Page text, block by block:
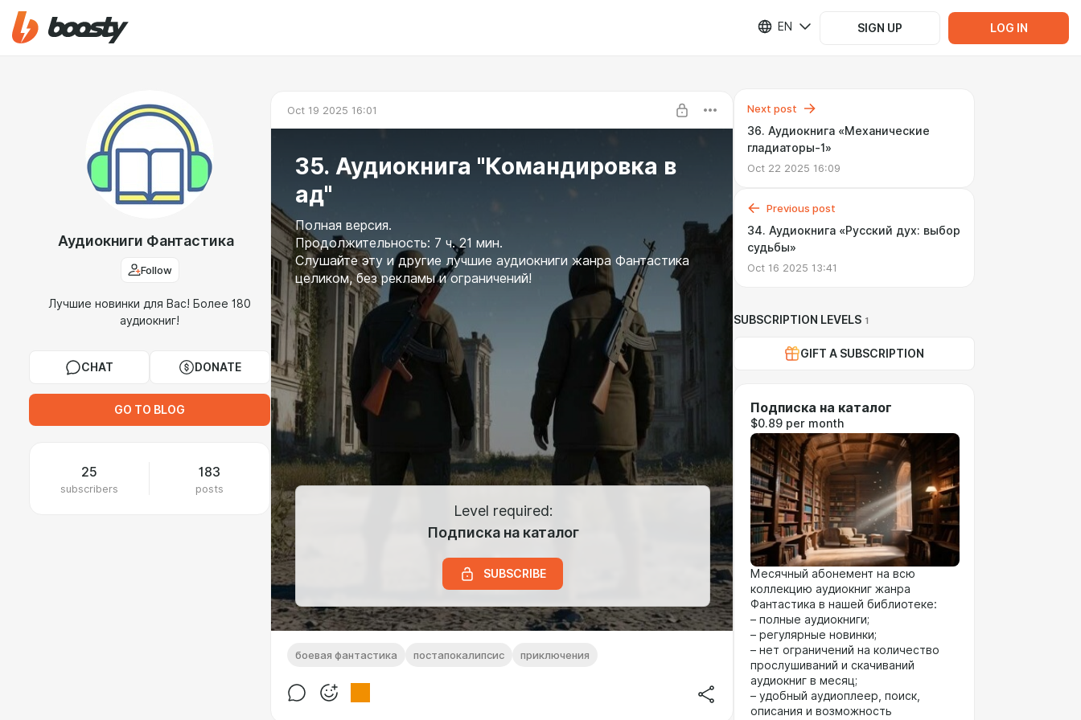
EN SIGN UP LOG IN
Аудиокниги Фантастика
Follow
Лучшие новинки для Вас! Более 180
аудиокниг!
CHAT DONATE
GO TO BLOG
25
subscribers
183
posts
Oct 19 2025 16:01
35. Аудиокнига "Командировка в
ад"
Полная версия.
Продолжительность: 7 ч. 21 мин.
Слушайте эту и другие лучшие аудиокниги жанра Фантастика
целиком, без рекламы и ограничений!
Level required:
Подписка на каталог
SUBSCRIBE
боевая фантастика постапокалипсис приключения
Next post
36. Аудиокнига «Механические
гладиаторы-1»
Oct 22 2025 16:09
Previous post
34. Аудиокнига «Русский дух: выбор
судьбы»
Oct 16 2025 13:41
SUBSCRIPTION LEVELS 1
GIFT A SUBSCRIPTION
Подписка на каталог
$0.89 per month
Месячный абонемент на всю
коллекцию аудиокниг жанра
Фантастика в нашей библиотеке:
– полные аудиокниги;
– регулярные новинки;
– нет ограничений на количество
прослушиваний и скачиваний
аудиокниг в месяц;
– удобный аудиоплеер, поиск,
описания и возможность